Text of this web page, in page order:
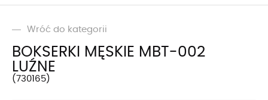
Wróć do kategorii
BOKSERKI MĘSKIE MBT-002
LUŹNE
730165